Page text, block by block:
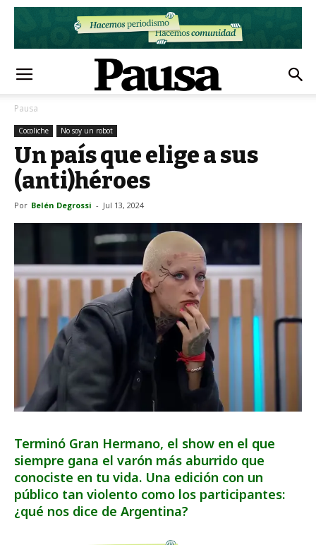
Pausa
Cocoliche No soy un robot
Un país que elige a sus
(anti)héroes
Por Belén Degrossi - Jul 13, 2024
Terminó Gran Hermano, el show en el que
siempre gana el varón más aburrido que
conociste en tu vida. Una edición con un
público tan violento como los participantes:
¿qué nos dice de Argentina?